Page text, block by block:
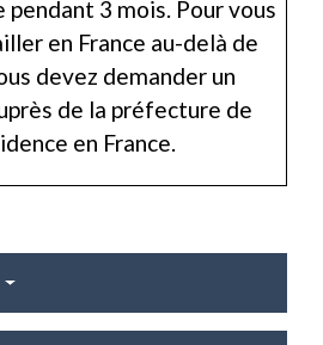
pendant 3 mois. Pour vous
en France au-delà de
devez demander un
de la préfecture de
en France.